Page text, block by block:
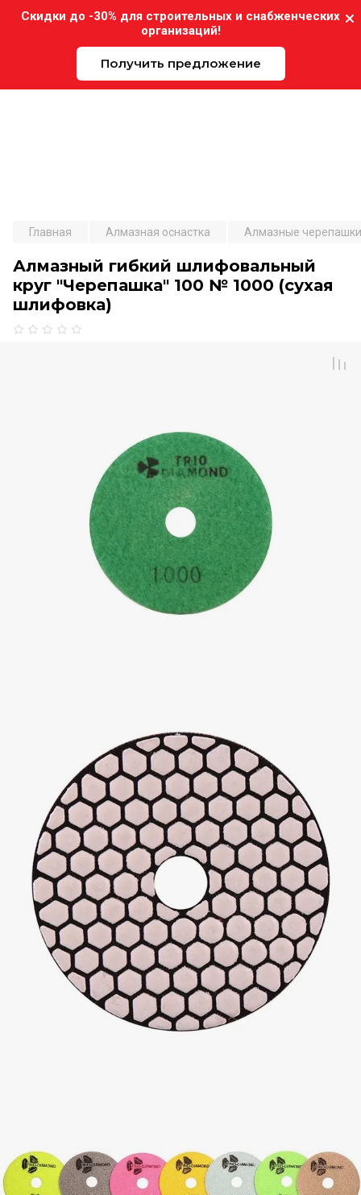
Скидки до -30% для строительных и снабженческих
организаций!
Получить предложение
Главная Алмазная оснастка Алмазные черепашки
Алмазный гибкий шлифовальный
круг "Черепашка" 100 № 1000 (сухая
шлифовка)